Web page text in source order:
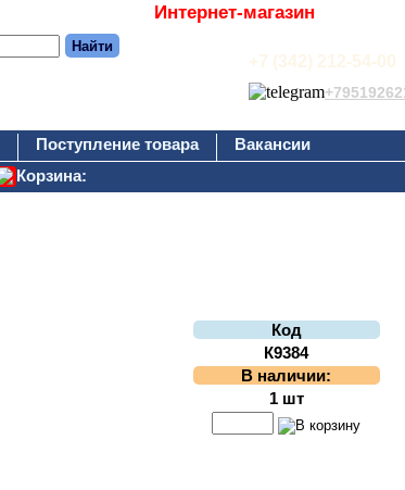
Интернет-магазин
+7 (342) 212-54-00
Поступление товара
Вакансии
Корзина:
Код
К9384
В наличии:
1 шт